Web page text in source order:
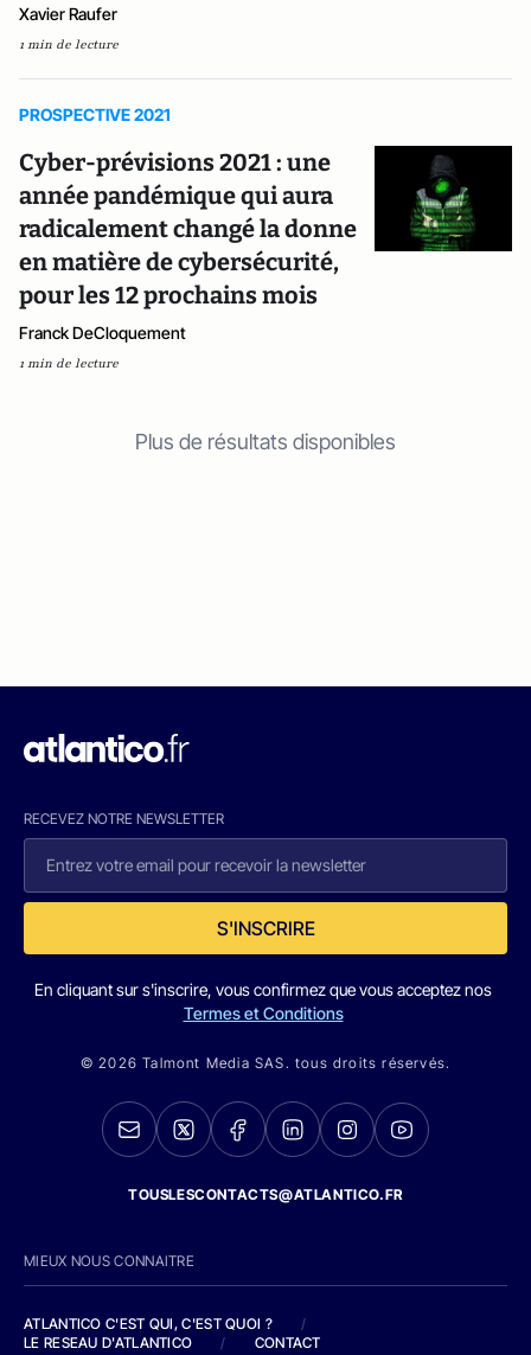
Xavier Raufer
1 min de lecture
PROSPECTIVE 2021
Cyber-prévisions 2021 : une
année pandémique qui aura
radicalement changé la donne
en matière de cybersécurité,
pour les 12 prochains mois
Franck DeCloquement
1 min de lecture
Plus de résultats disponibles
RECEVEZ NOTRE NEWSLETTER
S'INSCRIRE
En cliquant sur s'inscrire, vous confirmez que vous acceptez nos
Termes et Conditions
© 2026 Talmont Media SAS. tous droits réservés.
TOUSLESCONTACTS@ATLANTICO.FR
MIEUX NOUS CONNAITRE
ATLANTICO C'EST QUI, C'EST QUOI ?
/
LE RESEAU D'ATLANTICO
/ CONTACT